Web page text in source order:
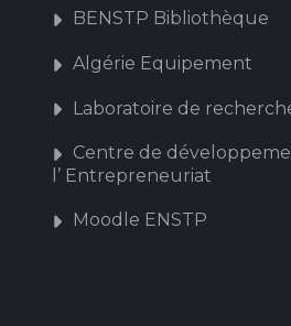
BENSTP Bibliothèque
Algérie Equipement
Laboratoire de
Centre de
l’ Entrepreneuriat
Moodle ENSTP